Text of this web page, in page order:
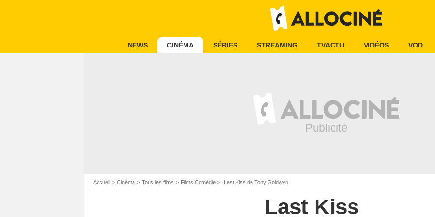
NEWS CINÉMA SÉRIES STREAMING TVACTU VIDÉOS VOD
Accueil Cinéma Tous les films Films Comédie Last Kiss de Tony Goldwyn
Last Kiss